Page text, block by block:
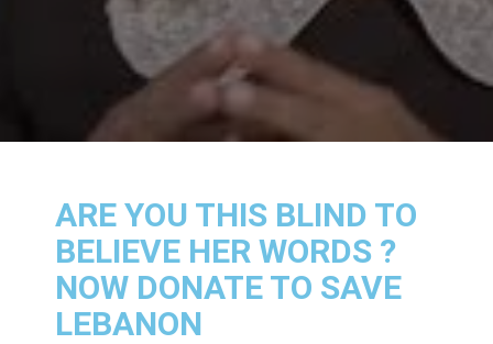
ARE YOU THIS BLIND TO
BELIEVE HER WORDS ?
NOW DONATE TO SAVE
LEBANON